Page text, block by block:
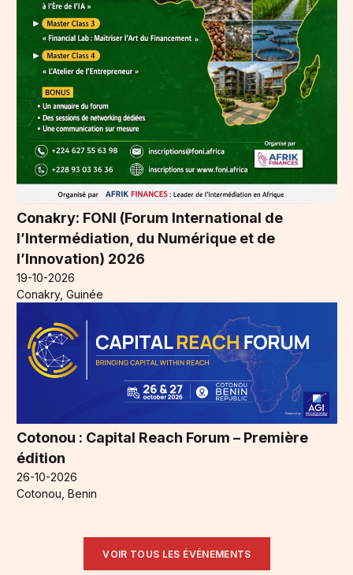
Conakry: FONI (Forum International de
l’Intermédiation, du Numérique et de
l’Innovation) 2026
19-10-2026
Conakry, Guinée
Cotonou : Capital Reach Forum – Première
édition
26-10-2026
Cotonou, Benin
VOIR TOUS LES ÉVÉNEMENTS